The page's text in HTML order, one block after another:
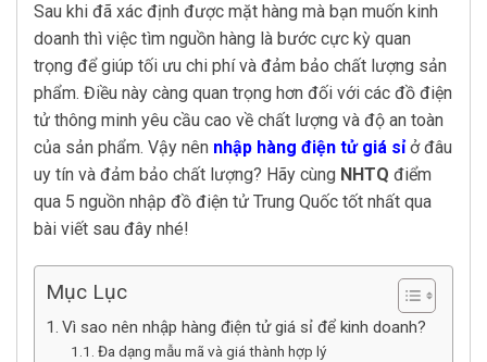
Sau khi đã xác định được mặt hàng mà bạn muốn kinh
doanh thì việc tìm nguồn hàng là bước cực kỳ quan
trọng để giúp tối ưu chi phí và đảm bảo chất lượng sản
phẩm. Điều này càng quan trọng hơn đối với các đồ điện
tử thông minh yêu cầu cao về chất lượng và độ an toàn
của sản phẩm. Vậy nên nhập hàng điện tử giá sỉở đâu
uy tín và đảm bảo chất lượng? Hãy cùng NHTQ điểm
qua 5 nguồn nhập đồ điện tử Trung Quốc tốt nhất qua
bài viết sau đây nhé!
Mục Lục
Vì sao nên nhập hàng điện tử giá sỉ để kinh doanh?
Đa dạng mẫu mã và giá thành hợp lý